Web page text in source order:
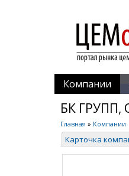
Компании
БК ГРУПП,
Главная » Компании
Карточка